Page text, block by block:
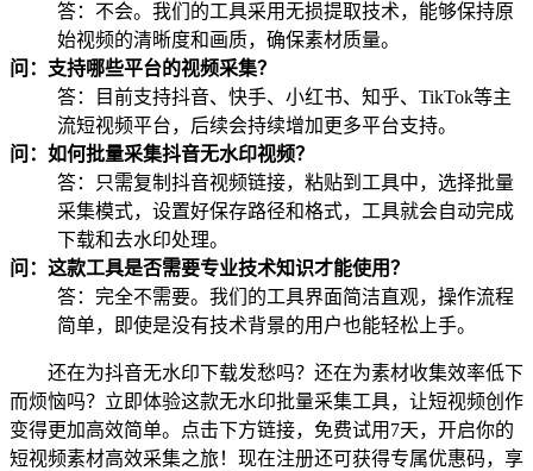
答：不会。我们的工具采用无损提取技术，能够保持原
始视频的清晰度和画质，确保素材质量。
问：支持哪些平台的视频采集？
答：目前支持抖音、快手、小红书、知乎、TikTok等主
流短视频平台，后续会持续增加更多平台支持。
问：如何批量采集抖音无水印视频？
答：只需复制抖音视频链接，粘贴到工具中，选择批量
采集模式，设置好保存路径和格式，工具就会自动完成
下载和去水印处理。
问：这款工具是否需要专业技术知识才能使用？
答：完全不需要。我们的工具界面简洁直观，操作流程
简单，即使是没有技术背景的用户也能轻松上手。
还在为抖音无水印下载发愁吗？还在为素材收集效率低下
而烦恼吗？立即体验这款无水印批量采集工具，让短视频创作
变得更加高效简单。点击下方链接，免费试用7天，开启你的
短视频素材高效采集之旅！现在注册还可获得专属优惠码，享